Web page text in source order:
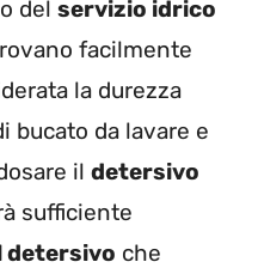
del servizio idrico
facilmente
la durezza
bucato da lavare e
il detersivo
sufficiente
detersivo che